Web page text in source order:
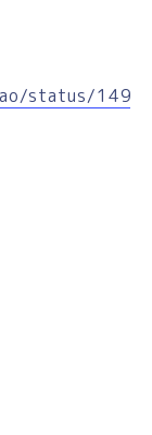
status/